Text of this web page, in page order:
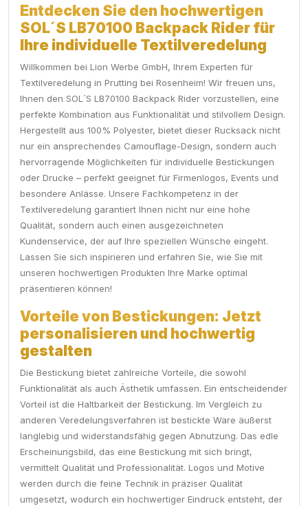
Entdecken Sie den hochwertigen
SOL´S LB70100 Backpack Rider für
Ihre individuelle Textilveredelung
Willkommen bei Lion Werbe GmbH, Ihrem Experten für
Textilveredelung in Prutting bei Rosenheim! Wir freuen uns,
Ihnen den SOL´S LB70100 Backpack Rider vorzustellen, eine
perfekte Kombination aus Funktionalität und stilvollem Design.
Hergestellt aus 100% Polyester, bietet dieser Rucksack nicht
nur ein ansprechendes Camouflage-Design, sondern auch
hervorragende Möglichkeiten für individuelle Bestickungen
oder Drucke – perfekt geeignet für Firmenlogos, Events und
besondere Anlässe. Unsere Fachkompetenz in der
Textilveredelung garantiert Ihnen nicht nur eine hohe
Qualität, sondern auch einen ausgezeichneten
Kundenservice, der auf Ihre speziellen Wünsche eingeht.
Lassen Sie sich inspirieren und erfahren Sie, wie Sie mit
unseren hochwertigen Produkten Ihre Marke optimal
präsentieren können!
Vorteile von Bestickungen: Jetzt
personalisieren und hochwertig
gestalten
Die Bestickung bietet zahlreiche Vorteile, die sowohl
Funktionalität als auch Ästhetik umfassen. Ein entscheidender
Vorteil ist die Haltbarkeit der Bestickung. Im Vergleich zu
anderen Veredelungsverfahren ist bestickte Ware äußerst
langlebig und widerstandsfähig gegen Abnutzung. Das edle
Erscheinungsbild, das eine Bestickung mit sich bringt,
vermittelt Qualität und Professionalität. Logos und Motive
werden durch die feine Technik in präziser Qualität
umgesetzt, wodurch ein hochwertiger Eindruck entsteht, der